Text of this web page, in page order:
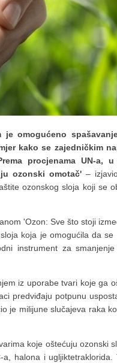
omogućeno
kako se zajedničkim
procjenama UN-a,
ozonski omotač' –
ozonskog sloja koji se
'Ozon: Sve što stoji
koja je omogućila da se
instrument za smanjenje
iz uporabe tvari koje ga
predviđaju potpunu
je milijune slučajeva raka
koje oštećuju ozonski
halona i ugljiktetraklorida.